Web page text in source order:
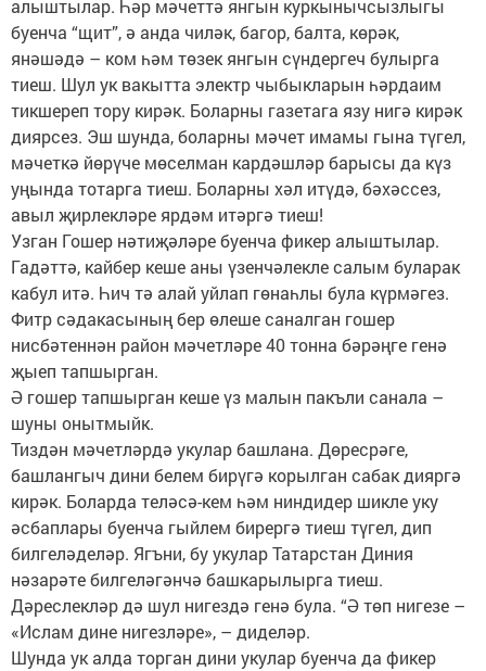
алыштылар. Һәр мәчеттә янгын куркынычсызлыгы
буенча “щит”, ә анда чиләк, багор, балта, көрәк,
янәшәдә – ком һәм төзек янгын сүндергеч булырга
тиеш. Шул ук вакытта электр чыбык­ларын һәрдаим
тикшереп тору кирәк. Боларны газетага язу нигә кирәк
диярсез. Эш шунда, боларны мәчет имамы гына түгел,
мәчеткә йөрүче мөселман кардәшләр барысы да күз
уңында тотарга тиеш. Боларны хәл итүдә, бәхәссез,
авыл җирлекләре ярдәм итәргә тиеш!
Узган Гошер нәтиҗәләре буенча фикер алыштылар.
Гадәттә, кайбер кеше аны үзенчәлекле салым буларак
кабул итә. Һич тә алай уйлап гөнаһлы була күрмәгез.
Фитр сәдакасының бер өлеше саналган гошер
нисбәтеннән район мәчетләре 40 тонна бәрәңге генә
җыеп тапшырган.
Ә гошер тапшырган кеше үз малын пакъли санала –
шуны онытмыйк.
Тиздән мәчетләрдә укулар башлана. Дөресрәге,
башлангыч дини белем бирүгә корылган сабак дияргә
кирәк. Боларда теләсә-кем һәм ниндидер шик­ле уку
әсбаплары буенча гыйлем бирергә тиеш түгел, дип
билгеләделәр. Ягъни, бу укулар Татарстан Диния
нәзарәте билгеләгәнчә башкарылырга тиеш.
Дәреслекләр дә шул нигездә генә була. “Ә төп нигезе –
«Ислам дине нигезләре», – диделәр.
Шунда ук алда торган дини укулар буенча да фикер